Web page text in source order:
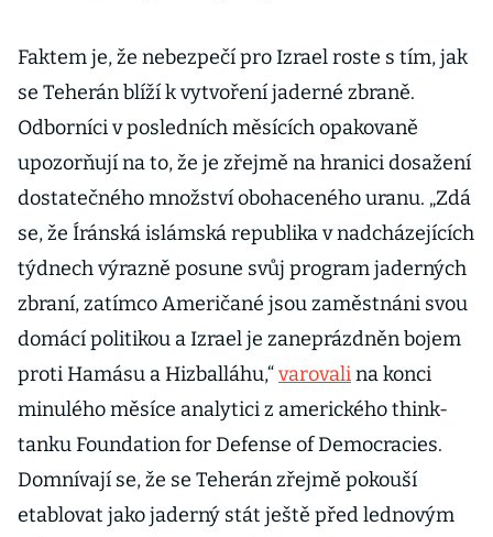
Faktem je, že nebezpečí pro Izrael roste s tím, jak
se Teherán blíží k vytvoření jaderné zbraně.
Odborníci v posledních měsících opakovaně
upozorňují na to, že je zřejmě na hranici dosažení
dostatečného množství obohaceného uranu. „Zdá
se, že Íránská islámská republika v nadcházejících
týdnech výrazně posune svůj program jaderných
zbraní, zatímco Američané jsou zaměstnáni svou
domácí politikou a Izrael je zaneprázdněn bojem
proti Hamásu a Hizballáhu,“varovalina konci
minulého měsíce analytici z amerického think-
tanku Foundation for Defense of Democracies.
Domnívají se, že se Teherán zřejmě pokouší
etablovat jako jaderný stát ještě před lednovým